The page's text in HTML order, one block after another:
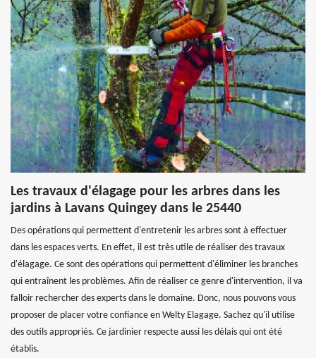
Les travaux d'élagage pour les arbres dans les
jardins à Lavans Quingey dans le 25440
Des opérations qui permettent d'entretenir les arbres sont à effectuer
dans les espaces verts. En effet, il est très utile de réaliser des travaux
d'élagage. Ce sont des opérations qui permettent d'éliminer les branches
qui entraînent les problèmes. Afin de réaliser ce genre d'intervention, il va
falloir rechercher des experts dans le domaine. Donc, nous pouvons vous
proposer de placer votre confiance en Welty Elagage. Sachez qu'il utilise
des outils appropriés. Ce jardinier respecte aussi les délais qui ont été
établis.